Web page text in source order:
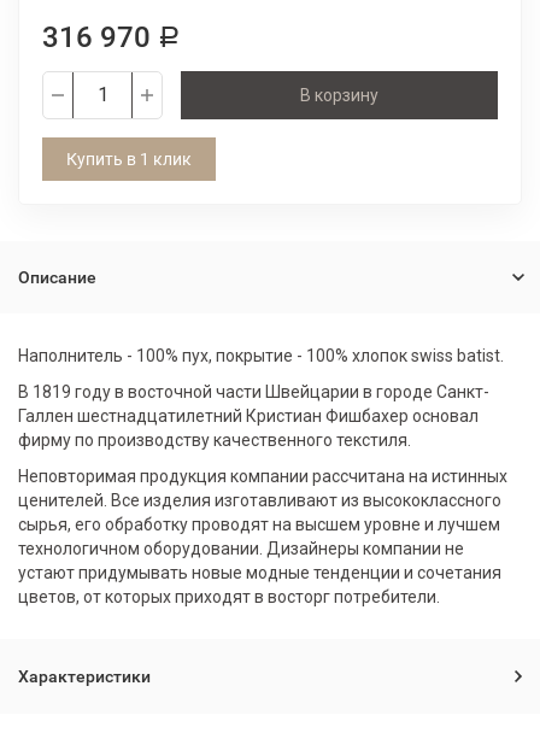
316 970 Р
В корзину
Купить в 1 клик
Описание
Наполнитель - 100% пух, покрытие - 100% хлопок swiss batist.
В 1819 году в восточной части Швейцарии в городе Санкт-
Галлен шестнадцатилетний Кристиан Фишбахер основал
фирму по производству качественного текстиля.
Неповторимая продукция компании рассчитана на истинных
ценителей. Все изделия изготавливают из высококлассного
сырья, его обработку проводят на высшем уровне и лучшем
технологичном оборудовании. Дизайнеры компании не
устают придумывать новые модные тенденции и сочетания
цветов, от которых приходят в восторг потребители.
Характеристики